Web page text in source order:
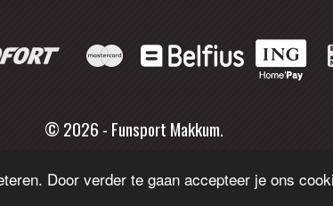
Door verder te gaan accepteer je ons
© 2026 - Funsport Makkum.